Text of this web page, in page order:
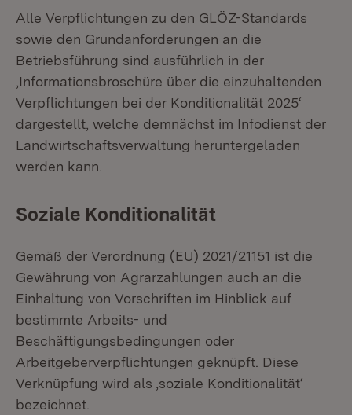
Alle Verpflichtungen zu den GLÖZ-Standards
sowie den Grundanforderungen an die
Betriebsführung sind ausführlich in der
,Informationsbroschüre über die einzuhaltenden
Verpflichtungen bei der Konditionalität 2025‘
dargestellt, welche demnächst im Infodienst der
Landwirtschaftsverwaltung heruntergeladen
werden kann.
Soziale Konditionalität
Gemäß der Verordnung (EU) 2021/21151 ist die
Gewährung von Agrarzahlungen auch an die
Einhaltung von Vorschriften im Hinblick auf
bestimmte Arbeits- und
Beschäftigungsbedingungen oder
Arbeitgeberverpflichtungen geknüpft. Diese
Verknüpfung wird als ,soziale Konditionalität‘
bezeichnet.